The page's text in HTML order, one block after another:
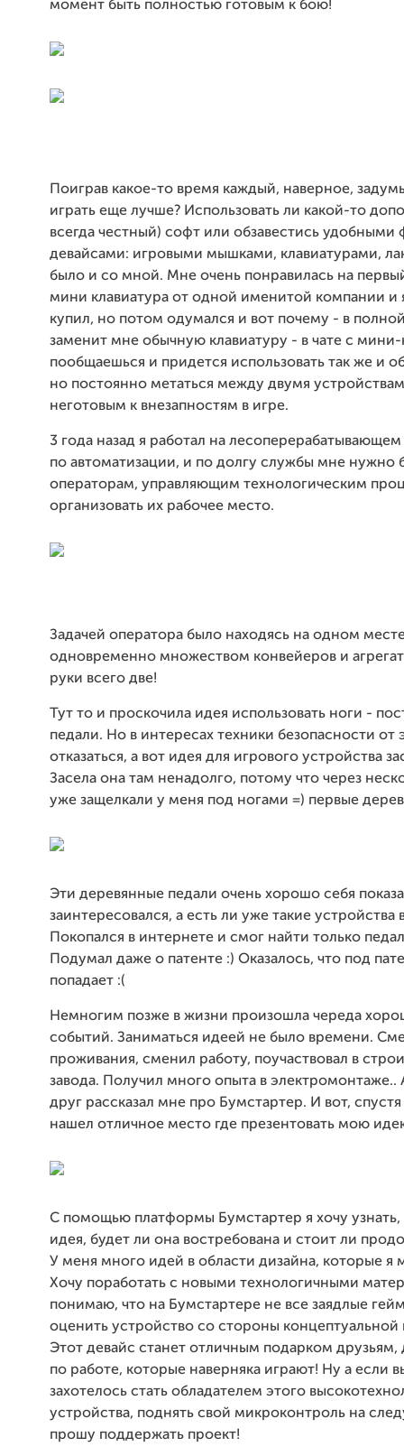
момент быть полностью готовым к бою!
Поиграв какое-то время каждый, наверное,
играть еще лучше? Использовать ли какой-то
всегда честный) софт или обзавестись
девайсами: игровыми мышками, клавиатурами,
было и со мной. Мне очень понравилась на первый
мини клавиатура от одной именитой компании и
купил, но потом одумался и вот почему - в
заменит мне обычную клавиатуру - в чате с мини-
пообщаешься и придется использовать так же и
но постоянно метаться между двумя
неготовым к внезапностям в игре.
3 года назад я работал на
по автоматизации, и по долгу службы мне нужно
операторам, управляющим технологическим
организовать их рабочее место.
Задачей оператора было находясь на одном
одновременно множеством конвейеров и
руки всего две!
Тут то и проскочила идея использовать ноги -
педали. Но в интересах техники безопасности
отказаться, а вот идея для игрового устройства
Засела она там ненадолго, потому что через
уже защелкали у меня под ногами =) первые
Эти деревянные педали очень хорошо себя
заинтересовался, а есть ли уже такие устройства
Покопался в интернете и смог найти только
Подумал даже о патенте :) Оказалось, что под
попадает :(
Немногим позже в жизни произошла череда
событий. Заниматься идеей не было времени.
проживания, сменил работу, поучаствовал в
завода. Получил много опыта в электромонтаже..
друг рассказал мне про Бумстартер. И вот,
нашел отличное место где презентовать мою
С помощью платформы Бумстартер я хочу узнать,
идея, будет ли она востребована и стоит ли
У меня много идей в области дизайна, которые я
Хочу поработать с новыми технологичными
понимаю, что на Бумстартере не все заядлые
оценить устройство со стороны концептуальной
Этот девайс станет отличным подарком друзьям,
по работе, которые наверняка играют! Ну а если
захотелось стать обладателем этого
устройства, поднять свой микроконтроль на
прошу поддержать проект!